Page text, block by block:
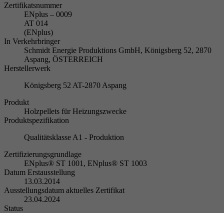
Zertifikatsnummer
ENplus – 0009
AT 014
(ENplus)
In Verkehrbringer
Schmidt Energie Produktions GmbH, Königsberg 52, 2870
Aspang, ÖSTERREICH
Herstellerwerk
Königsberg 52 AT-2870 Aspang
Produkt
Holzpellets für Heizungszwecke
Produktspezifikation
Qualitätsklasse A1 - Produktion
Zertifizierungsgrundlage
ENplus® ST 1001, ENplus® ST 1003
Datum Erstausstellung
13.03.2014
Ausstellungsdatum aktuelles Zertifikat
23.04.2024
Status